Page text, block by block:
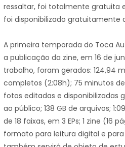
ressaltar, foi totalmente gratuita
foi disponibilizado gratuitamente
A primeira temporada do Toca
a publicação da zine, em 16 de
trabalho, foram gerados: 124,94
completos (2:08h); 75 minutos de
fotos editadas e disponibilizadas
ao público; 138 GB de arquivos;
de 18 faixas, em 3 EPs; 1 zine (16
formato para leitura digital e